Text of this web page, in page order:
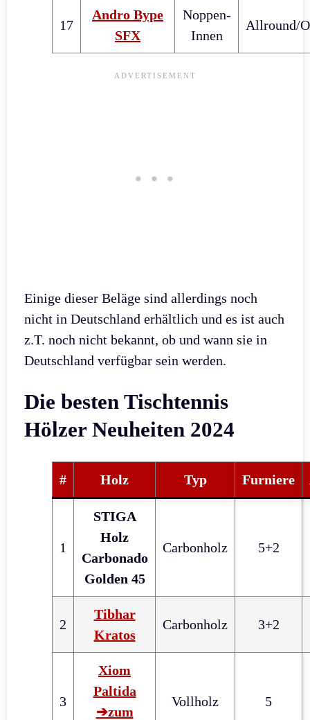
17
Andro Bype
SFX
Noppen-
Innen
Allround/
Einige dieser Beläge sind allerdings noch
nicht in Deutschland erhältlich und es ist auch
z.T. noch nicht bekannt, ob und wann sie in
Deutschland verfügbar sein werden.
Die besten Tischtennis
Hölzer Neuheiten 2024
# Holz Typ Furniere
1
STIGA
Holz
Carbonado
Golden 45
Carbonholz 5+2
2
Tibhar
Kratos
Carbonholz 3+2
3
Xiom
Paltida
➔zum
Vollholz 5